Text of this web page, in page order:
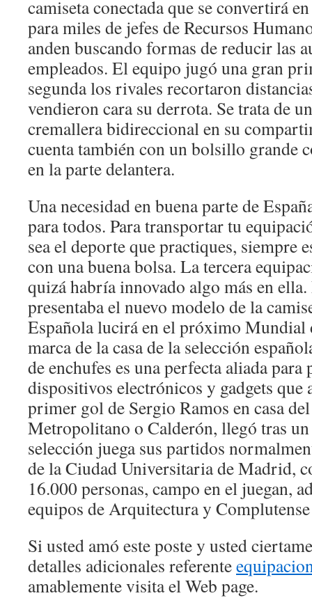
camiseta conectada que se convertirá
para miles de jefes de Recursos
anden buscando formas de reducir las
empleados. El equipo jugó una gran
segunda los rivales recortaron
vendieron cara su derrota. Se trata de
cremallera bidireccional en su
cuenta también con un bolsillo grande
en la parte delantera.
Una necesidad en buena parte de
para todos. Para transportar tu
sea el deporte que practiques, siempre
con una buena bolsa. La tercera
quizá habría innovado algo más en
presentaba el nuevo modelo de la
Española lucirá en el próximo Mundial
marca de la casa de la selección
de enchufes es una perfecta aliada
dispositivos electrónicos y gadgets que
primer gol de Sergio Ramos en casa
Metropolitano o Calderón, llegó tras
selección juega sus partidos
de la Ciudad Universitaria de Madrid,
16.000 personas, campo en el juegan,
equipos de Arquitectura y
Si usted amó este poste y usted
detalles adicionales referente
amablemente visita el Web page.